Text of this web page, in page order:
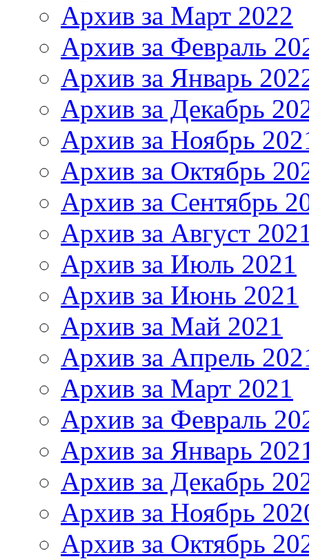
Архив за Март 2022
Архив за Февраль
Архив за Январь
Архив за Декабрь
Архив за Ноябрь
Архив за Октябрь
Архив за Сентябрь
Архив за Август
Архив за Июль 2021
Архив за Июнь 2021
Архив за Май 2021
Архив за Апрель
Архив за Март 2021
Архив за Февраль
Архив за Январь
Архив за Декабрь
Архив за Ноябрь
Архив за Октябрь